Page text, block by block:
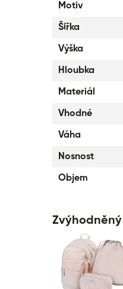
Motiv
Šířka
Výška
Hloubka
Materiál
Vhodné
Váha
Nosnost
Objem